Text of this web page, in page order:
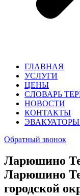
ГЛАВНАЯ
УСЛУГИ
ЦЕНЫ
СЛОВАРЬ
НОВОСТИ
КОНТАКТЫ
Обратный звонок
Ларюшино
Ларюшино
городской